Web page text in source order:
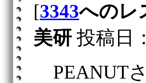
[3343へのレ
美研 投稿日
PEANUT